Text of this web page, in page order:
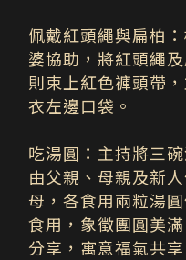
佩戴紅頭繩與扁柏：
婆協助，將紅頭繩
則束上紅色褲頭帶
衣左邊口袋。
吃湯圓： 主持將三
由父親、母親及新
母，各食用兩粒湯
食用，象徵團圓美
分享，寓意福氣共